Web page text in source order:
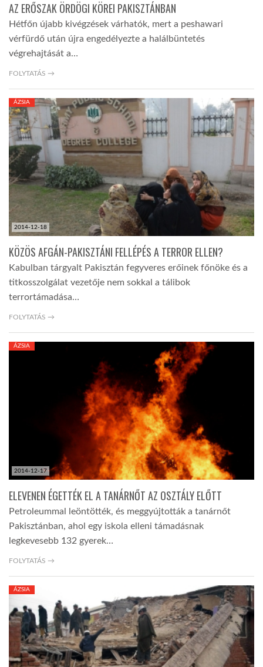
AZ ERŐSZAK ÖRDÖGI KÖREI PAKISZTÁNBAN
Hétfőn újabb kivégzések várhatók, mert a peshawari
vérfürdő után újra engedélyezte a halálbüntetés
végrehajtását a…
FOLYTATÁS →
2014-12-18
ÁZSIA
KÖZÖS AFGÁN-PAKISZTÁNI FELLÉPÉS A TERROR ELLEN?
Kabulban tárgyalt Pakisztán fegyveres erőinek főnöke és a
titkosszolgálat vezetője nem sokkal a tálibok
terrortámadása…
FOLYTATÁS →
2014-12-17
ÁZSIA
ELEVENEN ÉGETTÉK EL A TANÁRNŐT AZ OSZTÁLY ELŐTT
Petroleummal leöntötték, és meggyújtották a tanárnőt
Pakisztánban, ahol egy iskola elleni támadásnak
legkevesebb 132 gyerek…
FOLYTATÁS →
ÁZSIA